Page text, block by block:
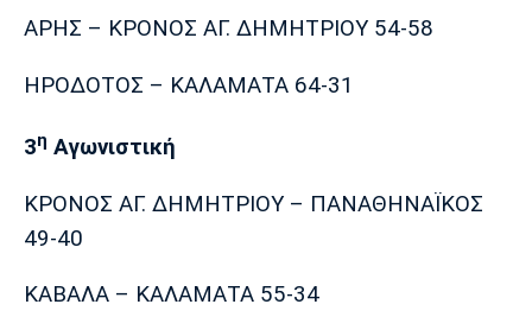
ΑΡΗΣ – ΚΡΟΝΟΣ ΑΓ. ΔΗΜΗΤΡΙΟΥ 54-58
ΗΡΟΔΟΤΟΣ – ΚΑΛΑΜΑΤΑ 64-31
3η Αγωνιστική
ΚΡΟΝΟΣ ΑΓ. ΔΗΜΗΤΡΙΟΥ – ΠΑΝΑΘΗΝΑΪΚΟΣ
49-40
ΚΑΒΑΛΑ – ΚΑΛΑΜΑΤΑ 55-34